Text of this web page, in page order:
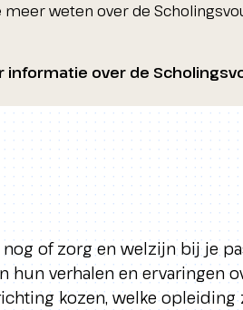
meer weten over de
informatie over de
of zorg en welzijn bij je
hun verhalen en ervaringen
kozen, welke opleiding